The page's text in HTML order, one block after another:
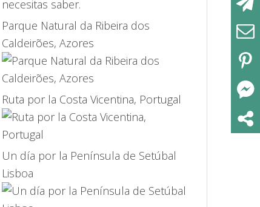
Parque Natural da Ribeira dos
Caldeirões, Azores
Ruta por la Costa Vicentina, Portugal
Un día por la Península de Setúbal
Lisboa